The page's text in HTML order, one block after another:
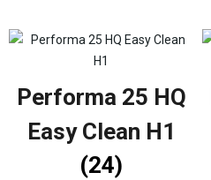
Performa 25 HQ
Easy Clean H1
(24)